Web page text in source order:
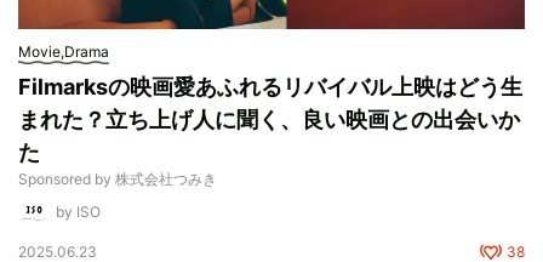
Movie,Drama
Filmarksの映画愛あふれるリバイバル上映はどう生
まれた？立ち上げ人に聞く、良い映画との出会いか
た
Sponsored by 株式会社つみき
by ISO
2025.06.23 38